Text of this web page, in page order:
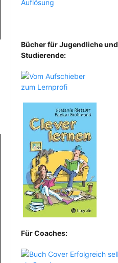
Bücher für Jugendliche und
Studierende:
Für Coaches: